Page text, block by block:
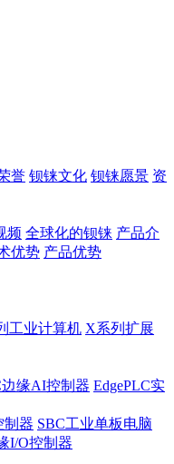
誉 钡铼文化 钡铼愿景 资
频 全球化的钡铼 产品介
优势 产品优势
工业计算机 X系列扩展
边缘AI控制器 EdgePLC实
制器 SBC工业单板电脑
I/O控制器